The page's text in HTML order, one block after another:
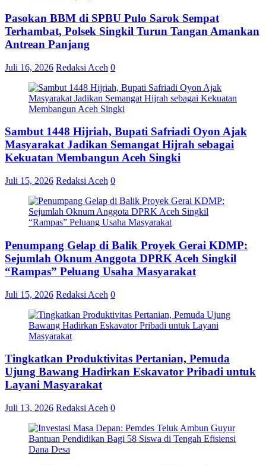
Pasokan BBM di SPBU Pulo Sarok Sempat
Terhambat, Polsek Singkil Turun Tangan Amankan
Antrean Panjang
Juli 16, 2026 Redaksi Aceh 0
Sambut 1448 Hijriah, Bupati Safriadi Oyon Ajak
Masyarakat Jadikan Semangat Hijrah sebagai
Kekuatan Membangun Aceh Singki
Juli 15, 2026 Redaksi Aceh 0
Penumpang Gelap di Balik Proyek Gerai KDMP:
Sejumlah Oknum Anggota DPRK Aceh Singkil
“Rampas” Peluang Usaha Masyarakat
Juli 15, 2026 Redaksi Aceh 0
Tingkatkan Produktivitas Pertanian, Pemuda
Ujung Bawang Hadirkan Eskavator Pribadi untuk
Layani Masyarakat
Juli 13, 2026 Redaksi Aceh 0